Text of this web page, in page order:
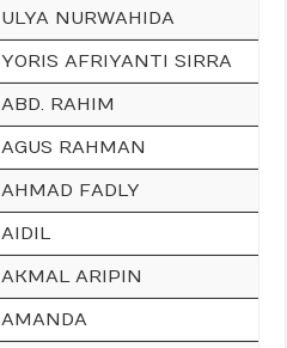
ULYA NURWAHIDA
YORIS AFRIYANTI SIRRA
ABD. RAHIM
AGUS RAHMAN
AHMAD FADLY
AIDIL
AKMAL ARIPIN
AMANDA